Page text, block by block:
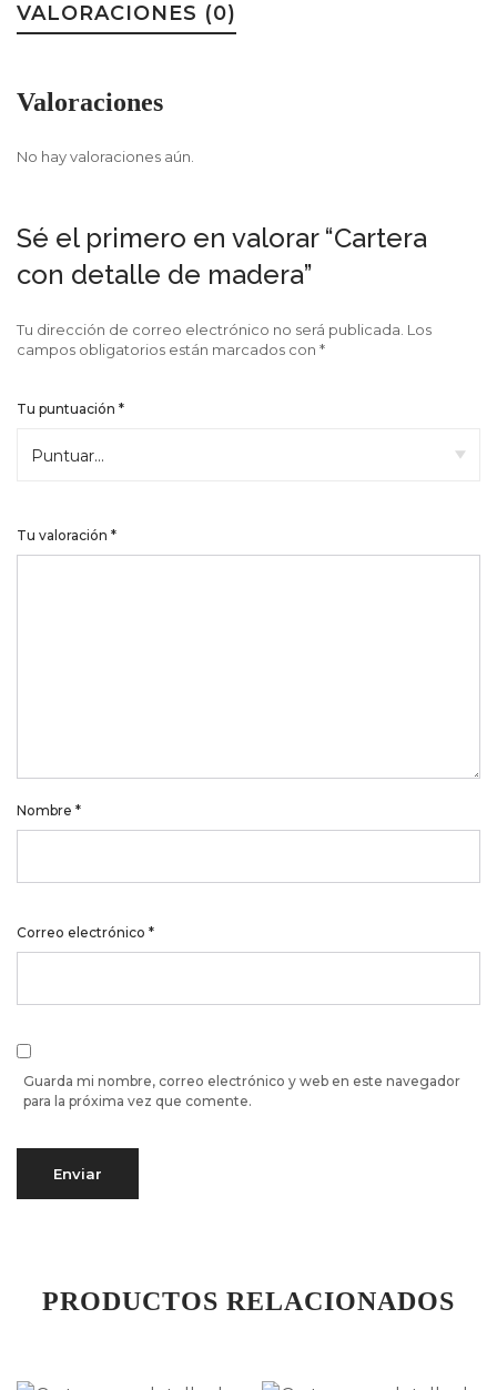
VALORACIONES (0)
Valoraciones
No hay valoraciones aún.
Sé el primero en valorar “Cartera
con detalle de madera”
Tu dirección de correo electrónico no será publicada. Los
campos obligatorios están marcados con *
Tu puntuación *
Tu valoración *
Nombre *
Correo electrónico *
Guarda mi nombre, correo electrónico y web en este navegador
para la próxima vez que comente.
PRODUCTOS RELACIONADOS